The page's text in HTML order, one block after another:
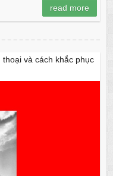
read more
và cách khắc phục